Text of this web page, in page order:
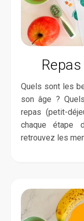
Quels sont les besoins alimentaires de bébé selon
son âge ?
repas (petit-
chaque étape
retrouvez les